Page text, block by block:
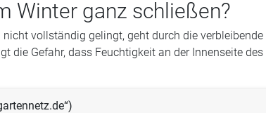
Winter ganz schließen?
vollständig gelingt, geht durch die verbleibende
die Gefahr, dass Feuchtigkeit an der Innenseite des